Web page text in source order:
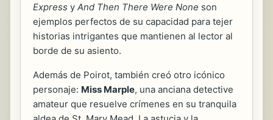
Express y And Then There Were None son
ejemplos perfectos de su capacidad para tejer
historias intrigantes que mantienen al lector al
borde de su asiento.
Además de Poirot, también creó otro icónico
personaje: Miss Marple, una anciana detective
amateur que resuelve crímenes en su tranquila